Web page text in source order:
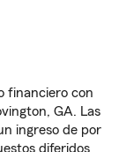
financiero con
GA. Las
ingreso de por
diferidos